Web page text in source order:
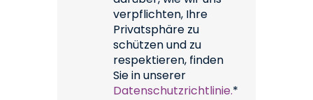
verpflichten, Ihre
Privatsphäre zu
schützen und zu
respektieren, finden
Sie in unserer
Datenschutzrichtlinie.*